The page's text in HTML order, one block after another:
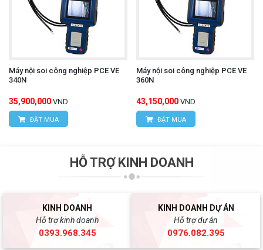
Máy nội soi công nghiệp PCE VE
340N
35,900,000 VND
ĐẶT MUA
Máy nội soi công nghiệp PCE VE
360N
43,150,000 VND
ĐẶT MUA
HỖ TRỢ KINH DOANH
KINH DOANH
Hỗ trợ kinh doanh
0393.968.345
KINH DOANH DỰ ÁN
Hỗ trợ dự án
0976.082.395